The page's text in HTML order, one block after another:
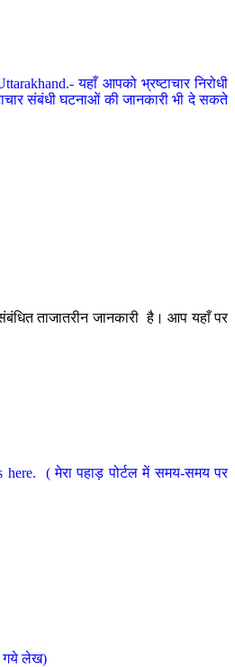
यहाँ आपको भ्रष्टाचार निरोधी
संबंधी घटनाओं की जानकारी भी दे सकते
ताजातरीन जानकारी है। आप यहाँ पर
here. ( मेरा पहाड़ पोर्टल में समय-समय पर
गये लेख)